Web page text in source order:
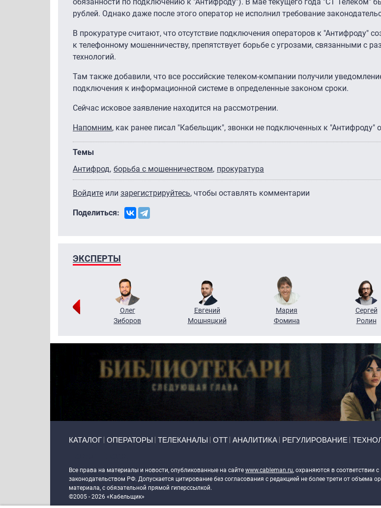
рублей. Однако даже после этого оператор не исполнил требование
В прокуратуре считают, что отсутствие подключения операторов к "Антифроду"
к телефонному мошенничеству, препятствует борьбе с угрозами, связанными с
технологий.
Там также добавили, что все российские телеком-компании получили
подключения к информационной системе в определенные законом сроки.
Сейчас исковое заявление находится на рассмотрении.
Напомним, как ранее писал "Кабельщик", звонки не подключенных к "Антифроду"
Темы
Антифрод борьба с мошенничеством прокуратура
Войдите или зарегистрируйтесь, чтобы оставлять комментарии
Поделиться:
ЭКСПЕРТЫ
Олег
Зиборов
Евгений
Мошняцкий
Мария
Фомина
Сергей
Ролин
КАТАЛОГ ОПЕРАТОРЫ ТЕЛЕКАНАЛЫ ОТТ АНАЛИТИКА РЕГУЛИРОВАНИЕ
Все права на материалы и новости, опубликованные на сайте www.cableman.ru, охраняются в соответствии с
законодательством РФ. Допускается цитирование без согласования с редакцией не более трети от объема
материала, с обязательной прямой гиперссылкой.
©2005 - 2026 «Кабельщик»